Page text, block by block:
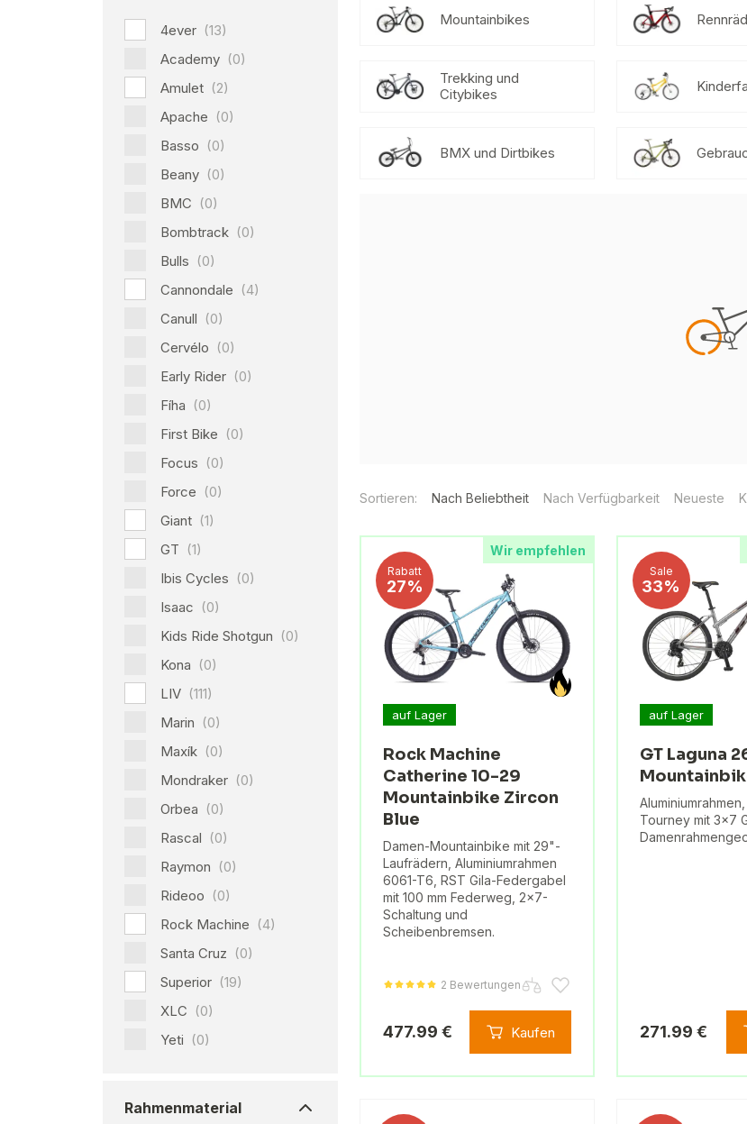
4ever (13)
Academy (0)
Amulet (2)
Apache (0)
Basso (0)
Beany (0)
BMC (0)
Bombtrack (0)
Bulls (0)
Cannondale (4)
Canull (0)
Cervélo (0)
Early Rider (0)
Fíha (0)
First Bike (0)
Focus (0)
Force (0)
Giant (1)
GT (1)
Ibis Cycles (0)
Isaac (0)
Kids Ride Shotgun (0)
Kona (0)
LIV (111)
Marin (0)
Maxík (0)
Mondraker (0)
Orbea (0)
Rascal (0)
Raymon (0)
Rideoo (0)
Rock Machine (4)
Santa Cruz (0)
Superior (19)
XLC (0)
Yeti (0)
Rahmenmaterial
Mountainbikes
Trekking und
Citybikes
BMX und Dirtbikes
Sortieren: Nach Beliebtheit Nach Verfügbarkeit Neueste
Wir empfehlen
Rabatt
27%
auf Lager
Rock Machine
Catherine 10-29
Mountainbike Zircon
Blue
Damen-Mountainbike mit 29"-
Laufrädern, Aluminiumrahmen
6061-T6, RST Gila-Federgabel
mit 100 mm Federweg, 2x7-
Schaltung und
Scheibenbremsen.
2 Bewertungen
477.99 € Kaufen
Sale
33%
auf Lager
GT Laguna
Tourney mit 3x7
271.99 €